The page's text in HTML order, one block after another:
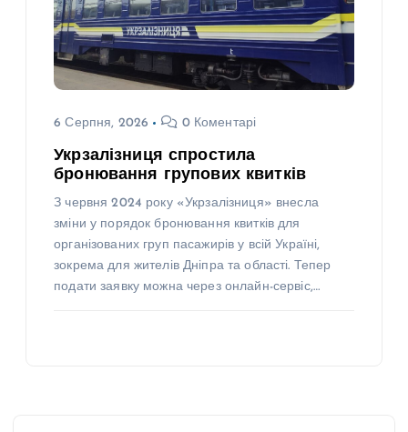
6 Серпня, 2026 0 Коментарі
Укрзалізниця спростила
бронювання групових квитків
З червня 2024 року «Укрзалізниця» внесла
зміни у порядок бронювання квитків для
організованих груп пасажирів у всій Україні,
зокрема для жителів Дніпра та області. Тепер
подати заявку можна через онлайн-сервіс,…